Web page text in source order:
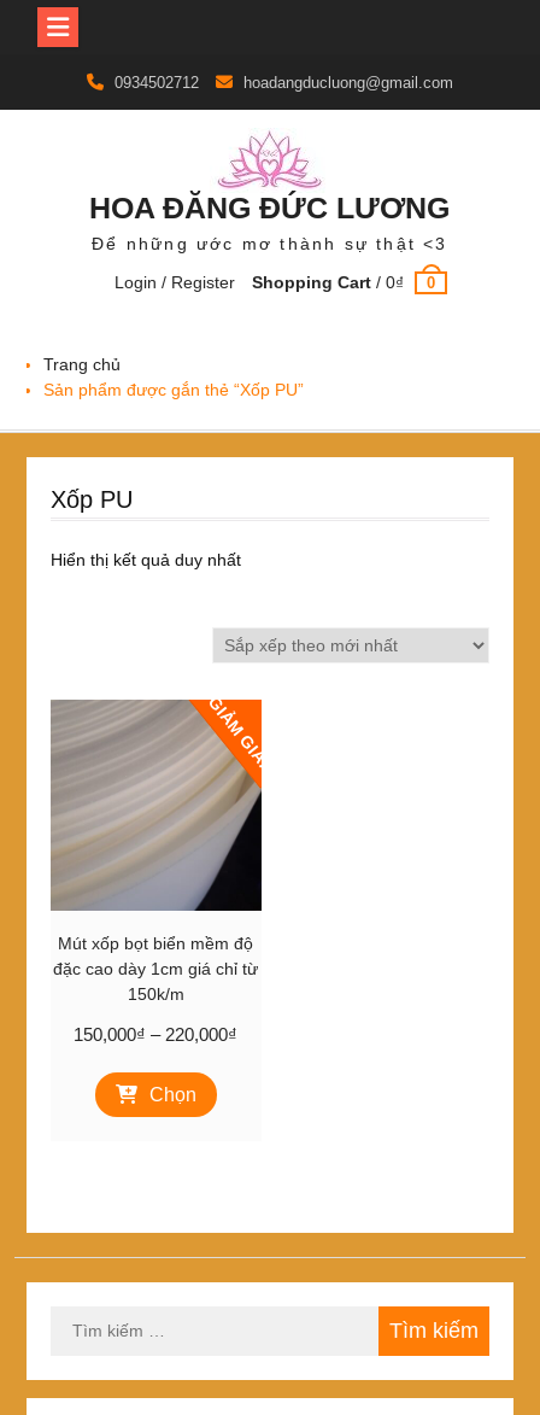
content
0934502712 hoadangducluong@gmail.com
HOA ĐĂNG ĐỨC LƯƠNG
Để những ước mơ thành sự thật <3
Login / Register
Shopping Cart /0₫ 0
Trang chủ
Sản phẩm được gắn thẻ “Xốp PU”
Xốp PU
Hiển thị kết quả duy nhất
GIẢM GIÁ!
Mút xốp bọt biển mềm độ
đặc cao dày 1cm giá chỉ từ
150k/m
150,000₫ – 220,000₫
Chọn
phẩm
chọn
kiếm